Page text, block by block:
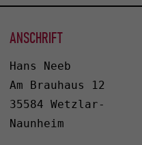
ANSCHRIFT
Hans Neeb
Am Brauhaus 12
35584 Wetzlar-
Naunheim